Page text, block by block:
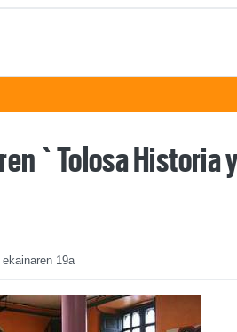
`Tolosa Historia
ekainaren 19a